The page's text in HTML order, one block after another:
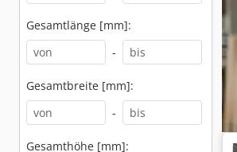
Gesamtlänge [mm]:
-
Gesamtbreite [mm]:
-
Gesamthöhe [mm]: